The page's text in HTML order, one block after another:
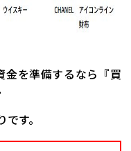
金を準備するなら『買
す。